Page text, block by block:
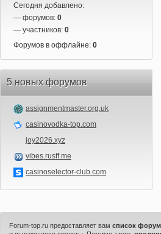
Сегодня добавлено:
— форумов: 0
— участников: 0
Форумов в оффлайне: 0
5 новых форумов
assignmentmaster.org.uk
casinovodka-top.com
joy2026.xyz
vibes.rusff.me
casinoselector-club.com
Forum-top.ru предоставляет вамсписок